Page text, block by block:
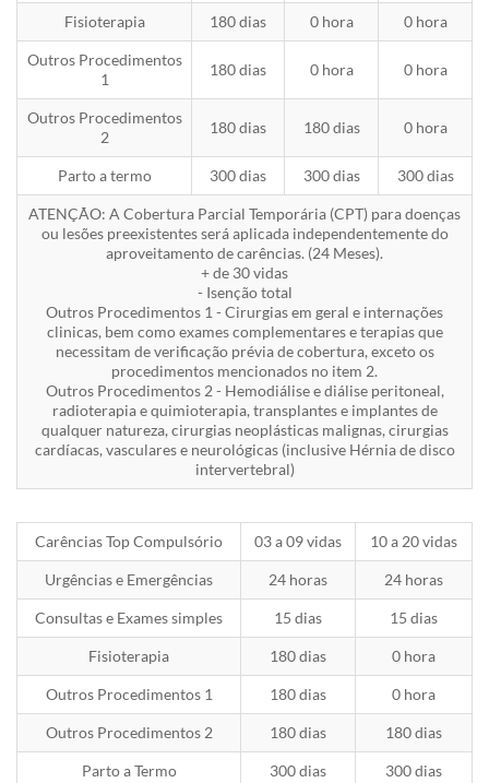
Fisioterapia 180 dias 0 hora 0 hora
Outros Procedimentos
1
180 dias 0 hora 0 hora
Outros Procedimentos
2
180 dias 180 dias 0 hora
Parto a termo 300 dias 300 dias 300 dias
ATENÇÃO: A Cobertura Parcial Temporária (CPT) para doenças
ou lesões preexistentes será aplicada independentemente do
aproveitamento de carências. (24 Meses).
+ de 30 vidas
- Isenção total
Outros Procedimentos 1 - Cirurgias em geral e internações
clinicas, bem como exames complementares e terapias que
necessitam de verificação prévia de cobertura, exceto os
procedimentos mencionados no item 2.
Outros Procedimentos 2 - Hemodiálise e diálise peritoneal,
radioterapia e quimioterapia, transplantes e implantes de
qualquer natureza, cirurgias neoplásticas malignas, cirurgias
cardíacas, vasculares e neurológicas (inclusive Hérnia de disco
intervertebral)
Carências Top Compulsório 03 a 09 vidas 10 a 20 vidas
Urgências e Emergências 24 horas 24 horas
Consultas e Exames simples 15 dias 15 dias
Fisioterapia 180 dias 0 hora
Outros Procedimentos 1 180 dias 0 hora
Outros Procedimentos 2 180 dias 180 dias
Parto a Termo 300 dias 300 dias